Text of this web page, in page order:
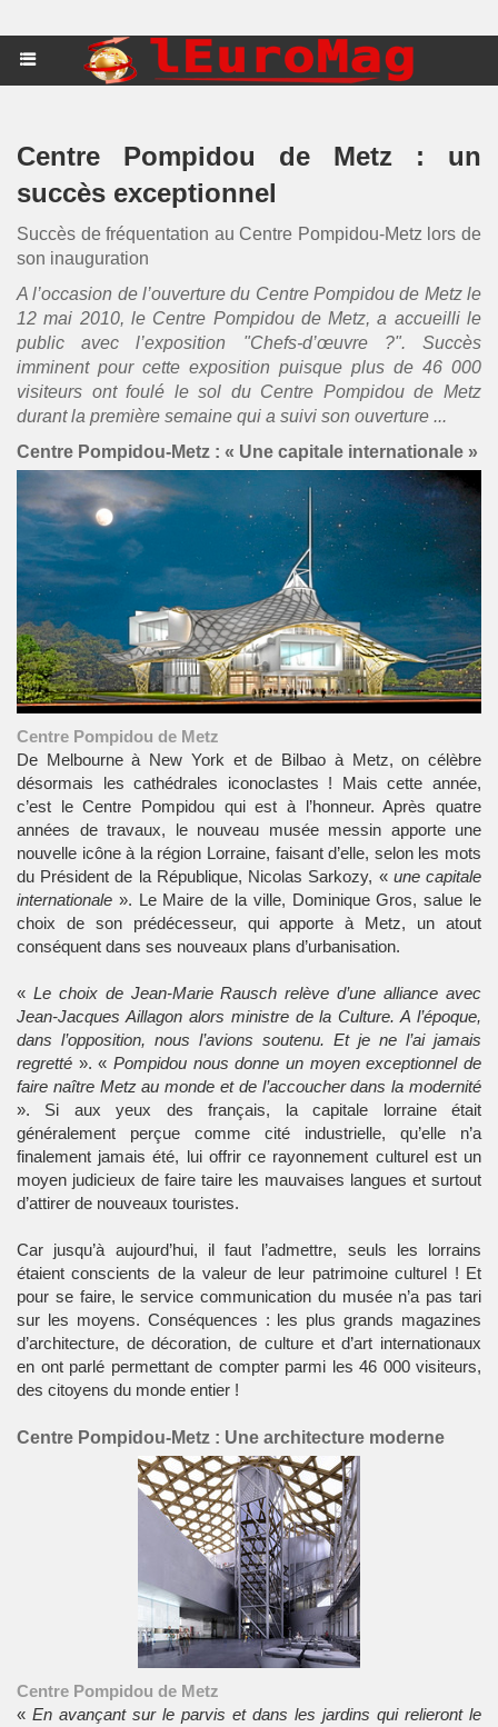
Centre Pompidou de Metz : un
succès exceptionnel
Succès de fréquentation au Centre Pompidou-Metz lors de
son inauguration
A l’occasion de l’ouverture du Centre Pompidou de Metz le
12 mai 2010, le Centre Pompidou de Metz, a accueilli le
public avec l’exposition "Chefs-d’œuvre ?". Succès
imminent pour cette exposition puisque plus de 46 000
visiteurs ont foulé le sol du Centre Pompidou de Metz
durant la première semaine qui a suivi son ouverture ...
Centre Pompidou-Metz : « Une capitale internationale »
Centre Pompidou de Metz
De Melbourne à New York et de Bilbao à Metz, on célèbre
désormais les cathédrales iconoclastes ! Mais cette année,
c’est leCentre Pompidou qui est à l’honneur. Après quatre
années de travaux, le nouveau musée messin apporte une
nouvelle icône à la région Lorraine, faisant d’elle, selon les mots
du Président de la République, Nicolas Sarkozy, «une capitale
internationale ». Le Maire de la ville, Dominique Gros, salue le
choix de son prédécesseur, qui apporte à Metz, un atout
conséquent dans ses nouveaux plans d’urbanisation.
« Le choix de Jean-Marie Rausch relève d’une alliance avec
Jean-Jacques Aillagon alors ministre de la Culture. A l’époque,
dans l’opposition, nous l’avions soutenu. Et je ne l’ai jamais
regretté ». « Pompidou nous donne un moyen exceptionnel de
faire naître Metz au monde et de l’accoucher dans la modernité
». Si aux yeux des français, la capitale lorraine était
généralement perçue comme cité industrielle, qu’elle n’a
finalement jamais été, lui offrir ce rayonnement culturel est un
moyen judicieux de faire taire les mauvaises langues et surtout
d’attirer de nouveaux touristes.
Car jusqu’à aujourd’hui, il faut l’admettre, seuls les lorrains
étaient conscients de la valeur de leur patrimoine culturel ! Et
pour se faire, le service communication du musée n’a pas tari
sur les moyens. Conséquences : les plus grands magazines
d’architecture, de décoration, de culture et d’art internationaux
en ont parlé permettant de compter parmi les 46 000 visiteurs,
des citoyens du monde entier !
Centre Pompidou-Metz : Une architecture moderne
Centre Pompidou de Metz
« En avançant sur le parvis et dans les jardins qui relieront le